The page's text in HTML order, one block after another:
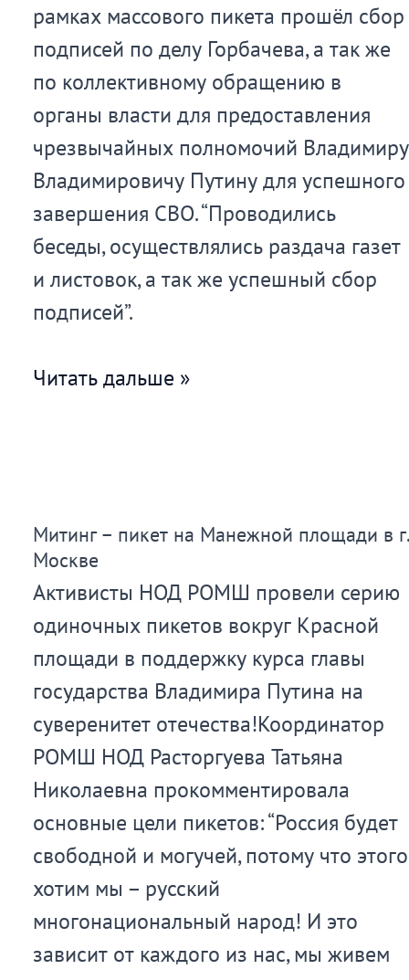
рамках массового пикета прошёл сбор
подписей по делу Горбачева, а так же
по коллективному обращению в
органы власти для предоставления
чрезвычайных полномочий Владимиру
Владимировичу Путину для успешного
завершения СВО. “Проводились
беседы, осуществлялись раздача газет
и листовок, а так же успешный сбор
подписей”.
Пикеты
Ростове-
на-
Дону
Читать дальше »
Митинг – пикет на Манежной площади в г.
Москве
Активисты НОД РОМШ провели серию
одиночных пикетов вокруг Красной
площади в поддержку курса главы
государства Владимира Путина на
суверенитет отечества!Координатор
РОМШ НОД Расторгуева Татьяна
Николаевна прокомментировала
основные цели пикетов: “Россия будет
свободной и могучей, потому что этого
хотим мы – русский
многонациональный народ! И это
зависит от каждого из нас, мы живем